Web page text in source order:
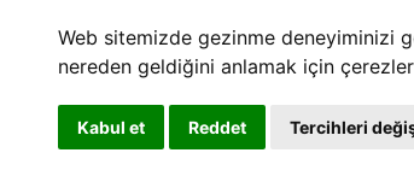
Web sitemizde gezinme deneyiminizi
nereden geldiğini anlamak için
Kabul et Reddet Tercihleri